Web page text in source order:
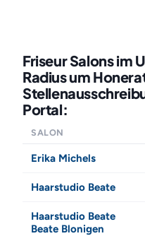
Friseur Salons im
Radius um
Portal:
SALON
Erika Michels
Haarstudio Beate
Haarstudio Beate
Beate Blonigen